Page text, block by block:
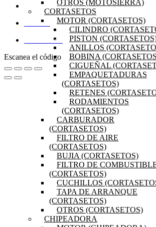
OTROS (MOTOSIERRA)
CORTASETOS
MOTOR (CORTASETOS)
CILINDRO
PISTON
ANILLOS
BOBINA
CIGUEÑAL
EMPAQUETADURAS
(CORTASETOS)
RETENES
RODAMIENTOS
(CORTASETOS)
CARBURADOR
(CORTASETOS)
FILTRO DE AIRE
(CORTASETOS)
BUJIA (CORTASETOS)
FILTRO DE
(CORTASETOS)
CUCHILLOS
TAPA DE ARRANQUE
(CORTASETOS)
OTROS (CORTASETOS)
CHIPEADORA
PREGUNTAS FRECUENTES
MI CUENTA
DISTRIBUIDORES
Escanea el código